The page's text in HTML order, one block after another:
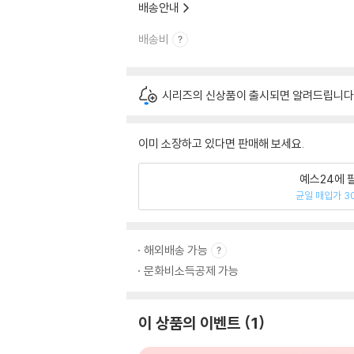
배송안내
배송비
시리즈의 신상품이 출시되면 알려드립니
이미 소장하고 있다면 판매해 보세요.
예스24에
균일 매입가
해외배송 가능
문화비소득공제 가능
이 상품의 이벤트 1